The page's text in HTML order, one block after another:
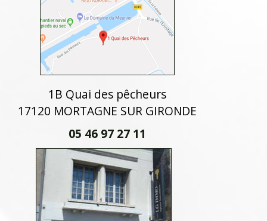
1B Quai des pêcheurs
17120 MORTAGNE SUR GIRONDE
05 46 97 27 11